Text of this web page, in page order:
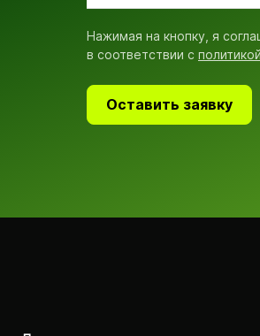
Нажимая на кнопку, я
в соответствии с
Оставить заявку